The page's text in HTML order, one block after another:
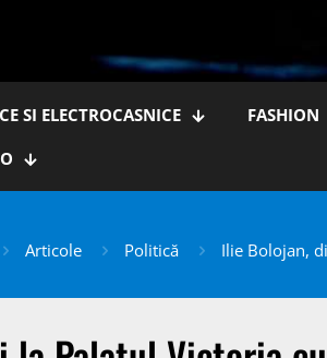
SI ELECTROCASNICE FASHION
Articole Politică Ilie Bolojan,